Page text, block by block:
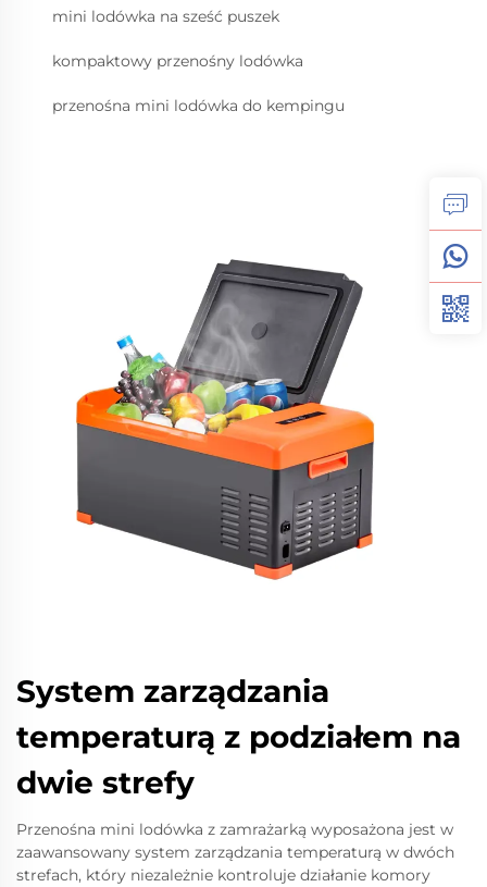
mini lodówka na sześć puszek
kompaktowy przenośny lodówka
przenośna mini lodówka do kempingu
System zarządzania
temperaturą z podziałem na
dwie strefy
Przenośna mini lodówka z zamrażarką wyposażona jest w
zaawansowany system zarządzania temperaturą w dwóch
strefach, który niezależnie kontroluje działanie komory